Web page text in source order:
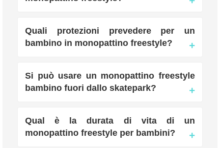
Quali protezioni prevedere per un
bambino in monopattino freestyle?
Si può usare un monopattino freestyle
bambino fuori dallo skatepark?
Qual è la durata di vita di un
monopattino freestyle per bambini?